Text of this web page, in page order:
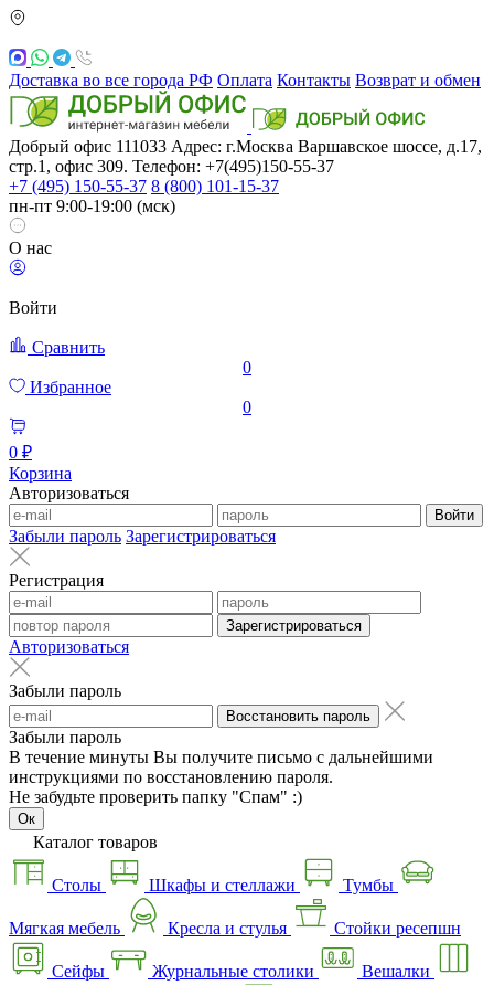
Доставка во все города РФ Оплата Контакты Возврат и обмен
Добрый офис 111033 Адрес: г.Москва Варшавское шоссе, д.17,
стр.1, офис 309. Телефон: +7(495)150-55-37
+7 (495) 150-55-37 8 (800) 101-15-37
пн-пт 9:00-19:00 (мск)
О нас
Войти
Сравнить
0
Избранное
0
0 ₽
Корзина
Авторизоваться
Войти
Забыли пароль Зарегистрироваться
Регистрация
Зарегистрироваться
Авторизоваться
Забыли пароль
Восстановить пароль
Забыли пароль
В течение минуты Вы получите письмо с дальнейшими
инструкциями по восстановлению пароля.
Не забудьте проверить папку "Спам" :)
Ок
Каталог товаров
Столы Шкафы и стеллажи Тумбы
Мягкая мебель Кресла и стулья Стойки ресепшн
Сейфы Журнальные столики Вешалки